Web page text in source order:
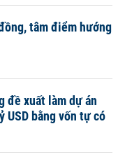
tâm điểm hướng
đề xuất làm dự án
USD bằng vốn tự có